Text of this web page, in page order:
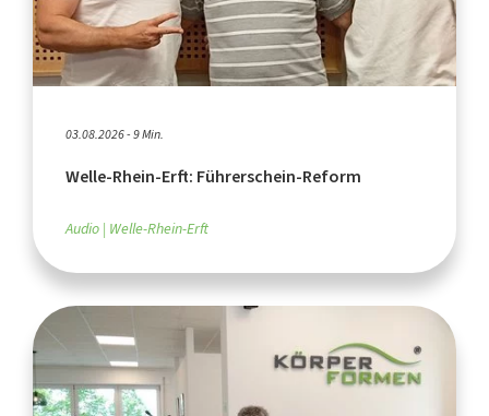
03.08.2026 - 9 Min.
Welle-Rhein-Erft: Führerschein-Reform
Audio Welle-Rhein-Erft